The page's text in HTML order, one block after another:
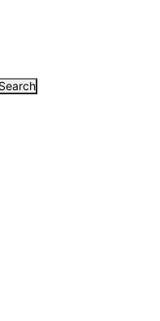
Search